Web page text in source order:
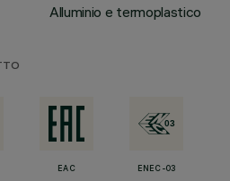
Alluminio e termoplastico
EAC ENEC-03